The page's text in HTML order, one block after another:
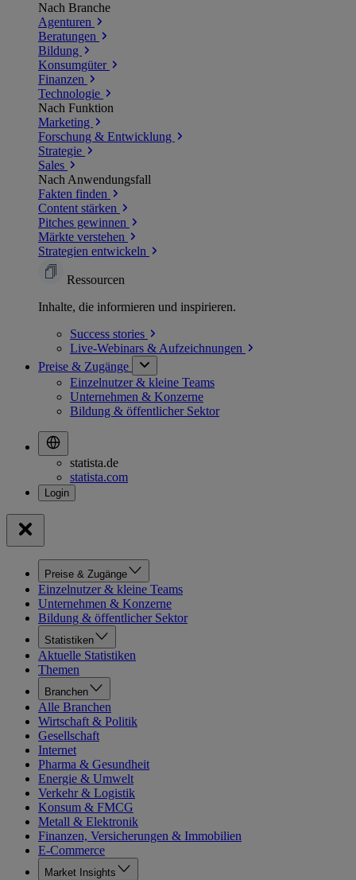
Nach Branche
Agenturen
Beratungen
Bildung
Konsumgüter
Finanzen
Technologie
Nach Funktion
Marketing
Forschung & Entwicklung
Strategie
Sales
Nach Anwendungsfall
Fakten finden
Content stärken
Pitches gewinnen
Märkte verstehen
Strategien entwickeln
Ressourcen
Inhalte, die informieren und inspirieren.
Success stories
Live-Webinars & Aufzeichnungen
Preise & Zugänge
Einzelnutzer & kleine Teams
Unternehmen & Konzerne
Bildung & öffentlicher Sektor
statista.de
statista.com
Preise & Zugänge
Einzelnutzer & kleine Teams
Unternehmen & Konzerne
Bildung & öffentlicher Sektor
Statistiken
Aktuelle Statistiken
Themen
Branchen
Alle Branchen
Wirtschaft & Politik
Gesellschaft
Internet
Pharma & Gesundheit
Energie & Umwelt
Verkehr & Logistik
Konsum & FMCG
Metall & Elektronik
Finanzen, Versicherungen & Immobilien
E-Commerce
Market Insights